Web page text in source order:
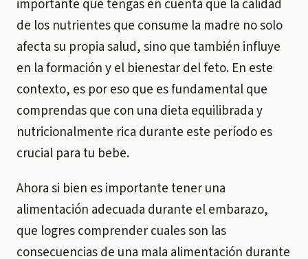
importante que tengas en cuenta que la calidad
de los nutrientes que consume la madre no solo
afecta su propia salud, sino que también influye
en la formación y el bienestar del feto. En este
contexto, es por eso que es fundamental que
comprendas que con una dieta equilibrada y
nutricionalmente rica durante este período es
crucial para tu bebe.
Ahora si bien es importante tener una
alimentación adecuada durante el embarazo,
que logres comprender cuales son las
consecuencias de una mala alimentación durante